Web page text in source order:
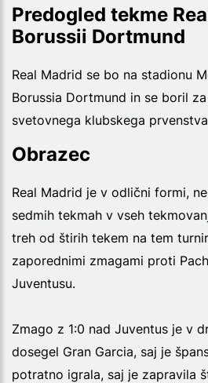
Predogled tekme
Borussii Dortmund
Real Madrid se bo na stadionu
Borussia Dortmund in se boril
svetovnega klubskega prvenstva
Obrazec
Real Madrid je v odlični formi,
sedmih tekmah v vseh
treh od štirih tekem na tem
zaporednimi zmagami proti
Juventusu.
Zmago z 1:0 nad Juventus je v
dosegel Gran Garcia, saj je
potratno igrala, saj je zapravila